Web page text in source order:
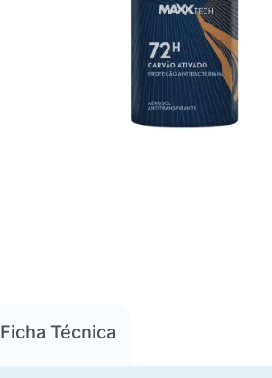
Ficha Técnica